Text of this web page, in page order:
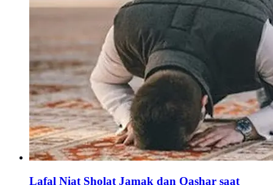
Lafal Niat Sholat Jamak dan Qashar saat